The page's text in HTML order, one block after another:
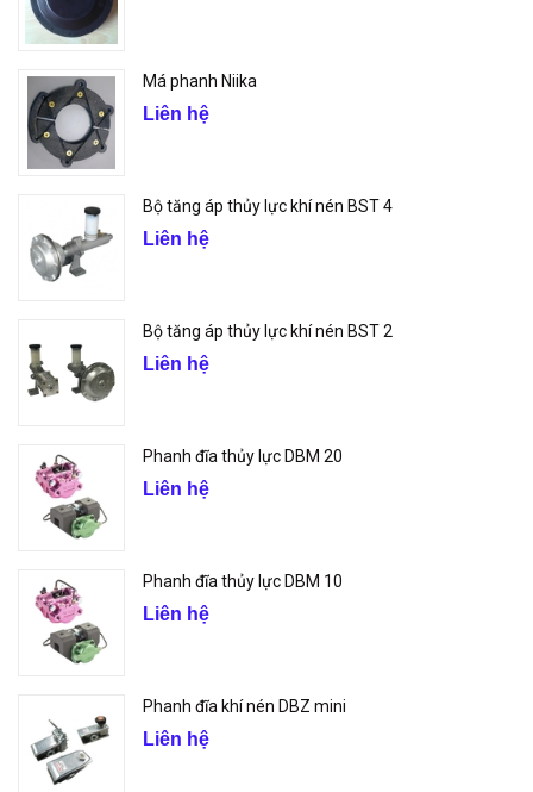
Má phanh Niika
Liên hệ
Bộ tăng áp thủy lực khí nén BST 4
Liên hệ
Bộ tăng áp thủy lực khí nén BST 2
Liên hệ
Phanh đĩa thủy lực DBM 20
Liên hệ
Phanh đĩa thủy lực DBM 10
Liên hệ
Phanh đĩa khí nén DBZ mini
Liên hệ